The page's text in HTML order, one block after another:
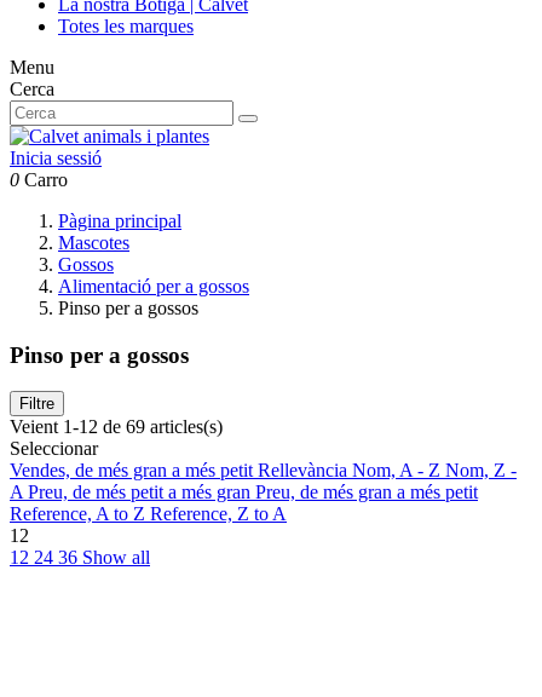
La nostra Botiga | Calvet
Totes les marques
Menu
Cerca
Inicia sessió
0 Carro
Pàgina principal
Mascotes
Gossos
Alimentació per a gossos
Pinso per a gossos
Pinso per a gossos
Filtre
Veient 1-12 de 69 articles(s)
Seleccionar
Vendes, de més gran a més petitRellevància Nom, A - Z Nom, Z -
APreu, de més petit a més gran Preu, de més gran a més petit
Reference, A to Z Reference, Z to A
12
12 24 36 Show all